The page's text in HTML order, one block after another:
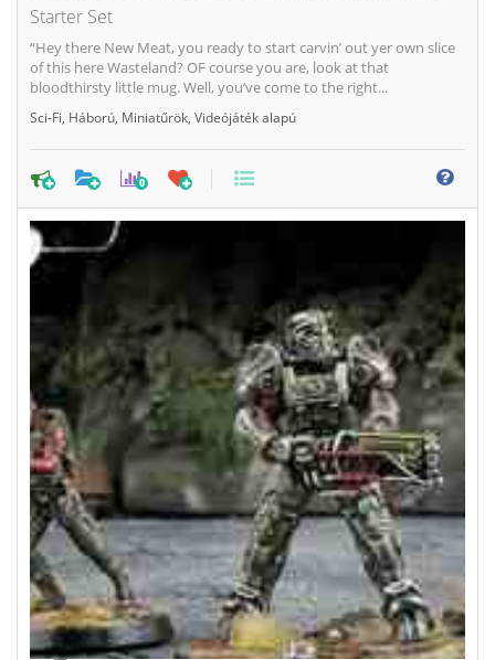
Starter Set
“Hey there New Meat, you ready to start carvin’ out yer own slice
of this here Wasteland? OF course you are, look at that
bloodthirsty little mug. Well, you’ve come to the right...
Sci-Fi Háború Miniatűrök Videójáték alapú
0